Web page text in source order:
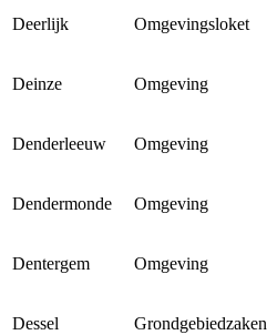
Deerlijk Omgevingsloket
Deinze Omgeving
Denderleeuw Omgeving
Dendermonde Omgeving
Dentergem Omgeving
Dessel Grondgebiedzaken